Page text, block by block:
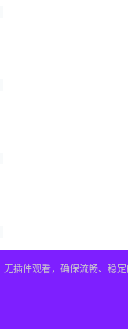
插件观看，确保流畅、稳